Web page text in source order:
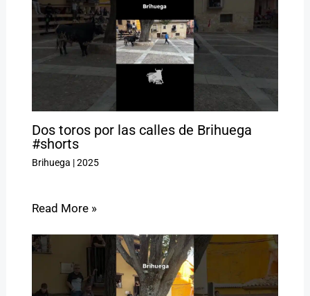
Dos toros por las calles de Brihuega
#shorts
Brihuega |2025
Read More »